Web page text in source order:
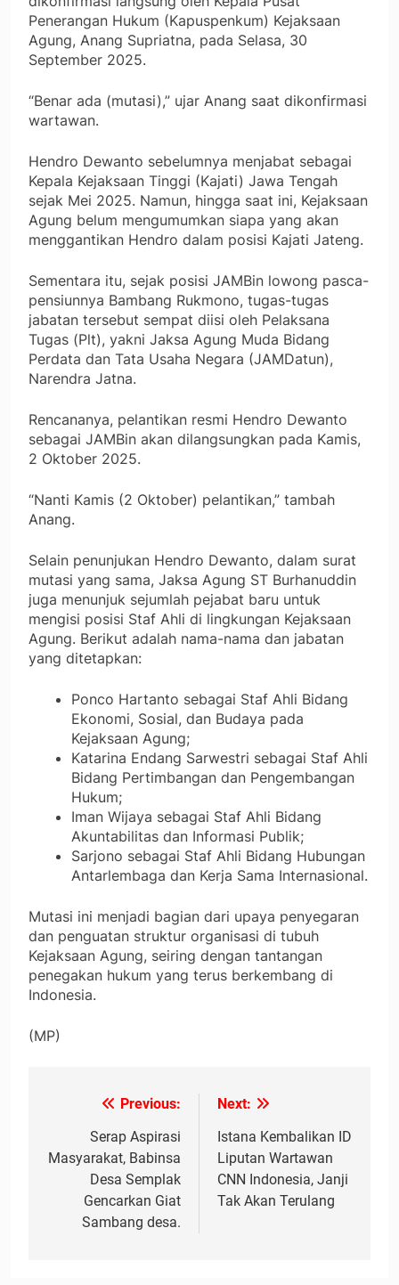
Penerangan Hukum (Kapuspenkum) Kejaksaan
Agung, Anang Supriatna, pada Selasa, 30
September 2025.
“Benar ada (mutasi),” ujar Anang saat dikonfirmasi
wartawan.
Hendro Dewanto sebelumnya menjabat sebagai
Kepala Kejaksaan Tinggi (Kajati) Jawa Tengah
sejak Mei 2025. Namun, hingga saat ini, Kejaksaan
Agung belum mengumumkan siapa yang akan
menggantikan Hendro dalam posisi Kajati Jateng.
Sementara itu, sejak posisi JAMBin lowong pasca-
pensiunnya Bambang Rukmono, tugas-tugas
jabatan tersebut sempat diisi oleh Pelaksana
Tugas (Plt), yakni Jaksa Agung Muda Bidang
Perdata dan Tata Usaha Negara (JAMDatun),
Narendra Jatna.
Rencananya, pelantikan resmi Hendro Dewanto
sebagai JAMBin akan dilangsungkan pada Kamis,
2 Oktober 2025.
“Nanti Kamis (2 Oktober) pelantikan,” tambah
Anang.
Selain penunjukan Hendro Dewanto, dalam surat
mutasi yang sama, Jaksa Agung ST Burhanuddin
juga menunjuk sejumlah pejabat baru untuk
mengisi posisi Staf Ahli di lingkungan Kejaksaan
Agung. Berikut adalah nama-nama dan jabatan
yang ditetapkan:
Ponco Hartanto sebagai Staf Ahli Bidang
Ekonomi, Sosial, dan Budaya pada
Kejaksaan Agung;
Katarina Endang Sarwestri sebagai Staf Ahli
Bidang Pertimbangan dan Pengembangan
Hukum;
Iman Wijaya sebagai Staf Ahli Bidang
Akuntabilitas dan Informasi Publik;
Sarjono sebagai Staf Ahli Bidang Hubungan
Antarlembaga dan Kerja Sama Internasional.
Mutasi ini menjadi bagian dari upaya penyegaran
dan penguatan struktur organisasi di tubuh
Kejaksaan Agung, seiring dengan tantangan
penegakan hukum yang terus berkembang di
Indonesia.
(MP)
NavigasiPrevious:
Serap Aspirasi
Masyarakat, Babinsa
Desa Semplak
Gencarkan Giat
Sambang desa.
Next:
Istana Kembalikan ID
Liputan Wartawan
CNN Indonesia, Janji
Tak Akan Terulang